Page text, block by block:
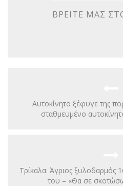
ΒΡΕΊΤΕ ΜΑΣ ΣΤΟ
Αυτοκίνητο ξέφυγε της
σταθμευμένο
Τρίκαλα: Άγριος ξυλοδαρμός
του – «Θα σε